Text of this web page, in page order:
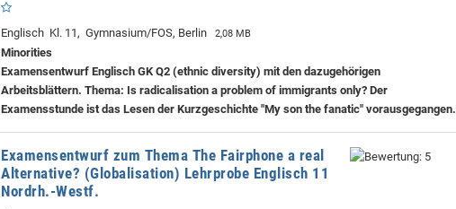
Englisch Kl. 11, Gymnasium/FOS, Berlin 2,08 MB
Minorities
Examensentwurf Englisch GK Q2 (ethnic diversity) mit den dazugehörigen
Arbeitsblättern. Thema: Is radicalisation a problem of immigrants only? Der
Examensstunde ist das Lesen der Kurzgeschichte "My son the fanatic" vorausgegangen.
Examensentwurf zum Thema The Fairphone a real
Alternative? (Globalisation) Lehrprobe Englisch 11
Nordrh.-Westf.